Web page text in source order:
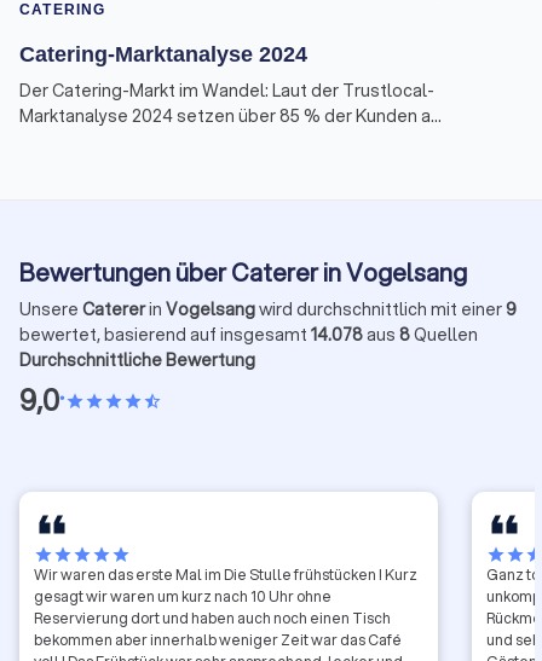
CATERING
Catering-Marktanalyse 2024
Der Catering-Markt im Wandel: Laut der Trustlocal-
Marktanalyse 2024 setzen über 85 % der Kunden auf
Bewertungen über Caterer in Vogelsang
Unsere Catererin Vogelsangwird durchschnittlich mit einer9
bewertet, basierend auf insgesamt 14.078aus 8Quellen
Durchschnittliche Bewertung
9,0•starstarstarstarstar_half
starstarstarstarstar
Wir waren das erste Mal im Die Stulle frühstücken ! Kurz
gesagt wir waren um kurz nach 10 Uhr ohne
Reservierung dort und haben auch noch einen Tisch
bekommen aber innerhalb weniger Zeit war das Café
starstar
Ganz
und